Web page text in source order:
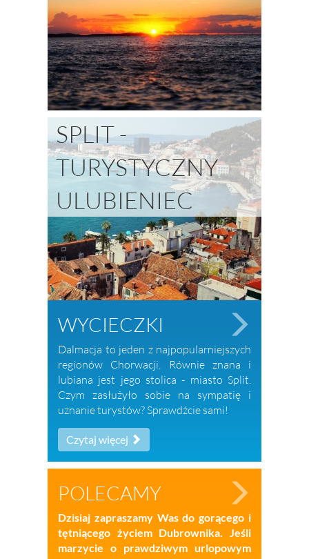
SPLIT -
TURYSTYCZNY
ULUBIENIEC
WYCIECZKI
Dalmacja to jeden z najpopularniejszych
regionów Chorwacji. Równie znana i
lubiana jest jego stolica - miasto Split.
Czym zasłużyło sobie na sympatię i
uznanie turystów? Sprawdźcie sami!
Czytaj więcej
POLECAMY
Dzisiaj zapraszamy Was do gorącego i
tętniącego życiem Dubrownika. Jeśli
marzycie o prawdziwym urlopowym